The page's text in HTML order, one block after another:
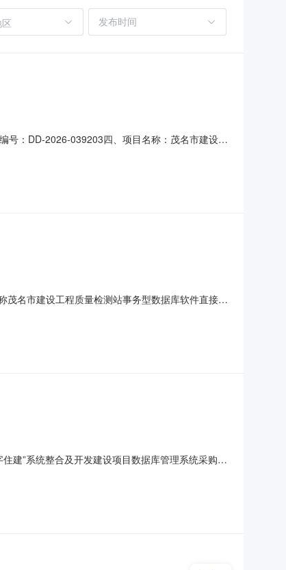
号：DD-2026-039203四、项目名称：茂名市建设工
管理系统规格型号（或服务要求）：详见
名市建设工程质量检测站事务型数据库软件直接选
联系方式：1588982889
建”系统整合及开发建设项目数据库管理系统采购项